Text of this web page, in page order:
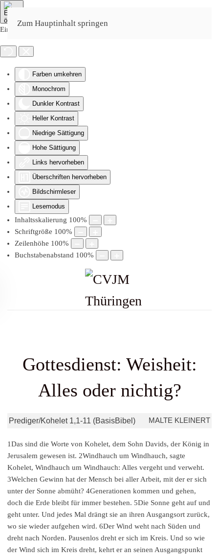
Eingabehilfen öffnen
Farben umkehren
Monochrom
Dunkler Kontrast
Heller Kontrast
Niedrige Sättigung
Hohe Sättigung
Links hervorheben
Überschriften hervorheben
Bildschirmleser
Lesemodus
Inhaltsskalierung 100%
Schriftgröße 100%
Zeilenhöhe 100%
Buchstabenabstand 100%
Zum Hauptinhalt springen
Gottesdienst: Weisheit:
Alles oder nichtig?
Prediger/Kohelet 1,1-11 (BasisBibel) MALTE KLEINERT
1Das sind die Worte von Kohelet, dem Sohn Davids, der König in
Jerusalem gewesen ist. 2Windhauch um Windhauch, sagte
Kohelet, Windhauch um Windhauch: Alles vergeht und verweht.
3Welchen Gewinn hat der Mensch bei aller Arbeit, mit der er sich
unter der Sonne abmüht? 4Generationen kommen und gehen,
doch die Erde bleibt für immer bestehen. 5Die Sonne geht auf und
geht unter. Und jedes Mal drängt sie an ihren Ausgangsort zurück,
wo sie wieder aufgehen wird. 6Der Wind weht nach Süden und
dreht nach Norden. Pausenlos dreht er sich im Kreis. Und so wie
der Wind sich im Kreis dreht, kehrt er an seinen Ausgangspunkt